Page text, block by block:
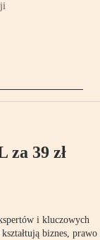
za 39 zł
i kluczowych
biznes, prawo